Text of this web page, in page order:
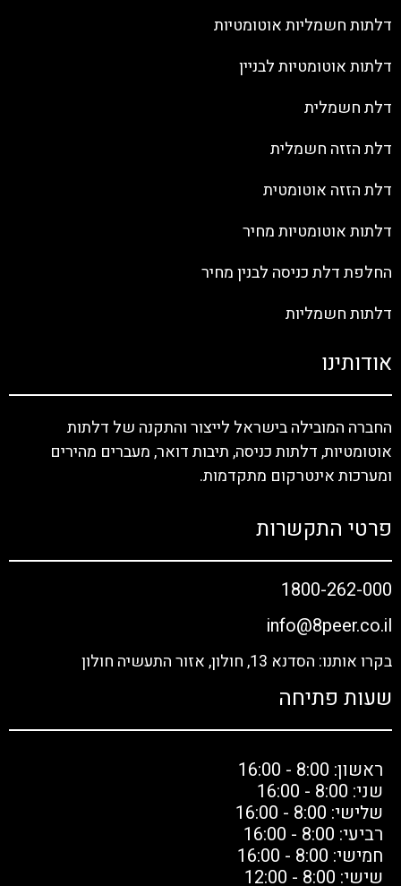
דלתות חשמליות אוטומטיות
דלתות אוטומטיות לבניין
דלת חשמלית
דלת הזזה חשמלית
דלת הזזה אוטומטית
דלתות אוטומטיות מחיר
החלפת דלת כניסה לבנין מחיר
דלתות חשמליות
אודותינו
החברה המובילה בישראל לייצור והתקנה של דלתות
אוטומטיות, דלתות כניסה, תיבות דואר, מעברים מהירים
ומערכות אינטרקום מתקדמות.
פרטי התקשרות
1800-262-000
info@8peer.co.il
בקרו אותנו: הסדנא 13, חולון, אזור התעשיה חולון
שעות פתיחה
ראשון: 8:00 - 16:00
שני: 8:00 - 16:00
שלישי: 8:00 - 16:00
רביעי: 8:00 - 16:00
חמישי: 8:00 - 16:00
שישי: 8:00 - 12:00